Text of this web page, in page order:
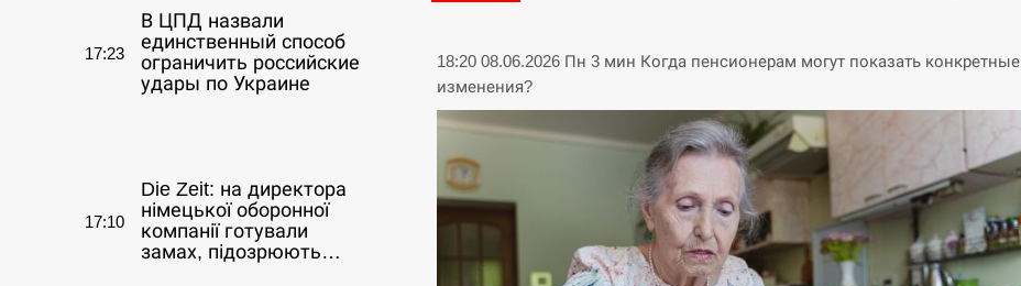
17:23
В ЦПД назвали
единственный способ
ограничить российские
удары по Украине
17:10
Die Zeit: на директора
німецької оборонної
компанії готували
замах, підозрюють…
18:20 08.06.2026 Пн 3 мин Когда пенсионерам могут показать конкретные
изменения?